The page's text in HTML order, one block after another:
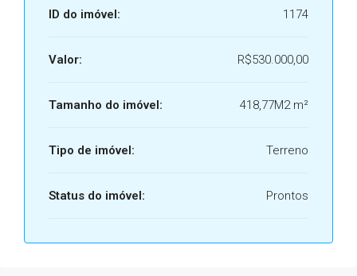
ID do imóvel: 1174
Valor: R$530.000,00
Tamanho do imóvel: 418,77M2 m²
Tipo de imóvel: Terreno
Status do imóvel: Prontos